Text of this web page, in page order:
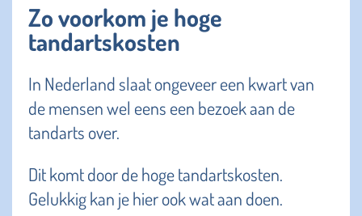
Zo voorkom je hoge
tandartskosten
In Nederland slaat ongeveer een kwart van
de mensen wel eens een bezoek aan de
tandarts over.
Dit komt door de hoge tandartskosten.
Gelukkig kan je hier ook wat aan doen.